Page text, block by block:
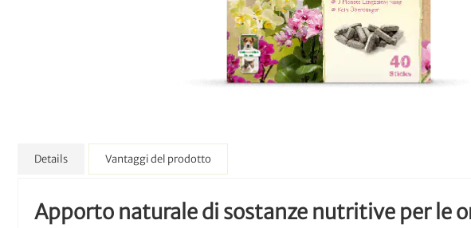
Details
Apporto naturale di sostanze nutritive per le
Vantaggi del prodotto